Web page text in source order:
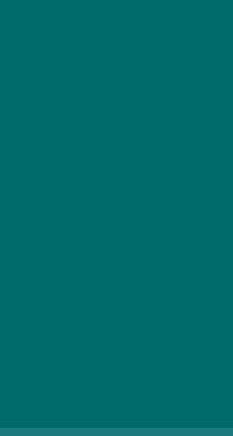
elsuhanni a